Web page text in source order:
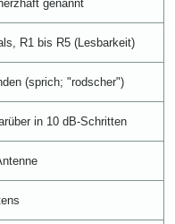
genannt
R1 bis R5 (Lesbarkeit)
(sprich; "rodscher")
in 10 dB-Schritten